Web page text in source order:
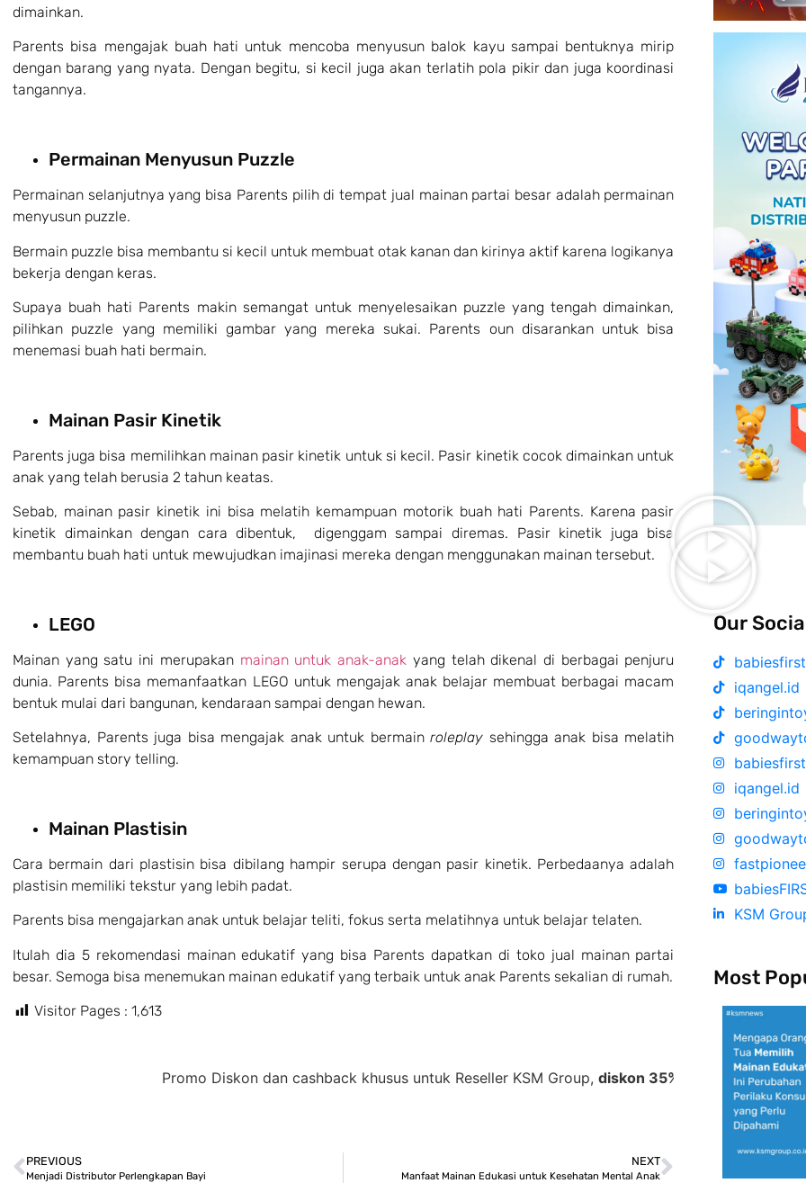
dimainkan.
Parents bisa mengajak buah hati untuk mencoba menyusun balok kayu sampai bentuknya mirip
dengan barang yang nyata. Dengan begitu, si kecil juga akan terlatih pola pikir dan juga koordinasi
tangannya.
Permainan Menyusun Puzzle
Permainan selanjutnya yang bisa Parents pilih di tempat jual mainan partai besar adalah permainan
menyusun puzzle.
Bermain puzzle bisa membantu si kecil untuk membuat otak kanan dan kirinya aktif karena logikanya
bekerja dengan keras.
Supaya buah hati Parents makin semangat untuk menyelesaikan puzzle yang tengah dimainkan,
pilihkan puzzle yang memiliki gambar yang mereka sukai. Parents oun disarankan untuk bisa
menemasi buah hati bermain.
Mainan Pasir Kinetik
Parents juga bisa memilihkan mainan pasir kinetik untuk si kecil. Pasir kinetik cocok dimainkan untuk
anak yang telah berusia 2 tahun keatas.
Sebab, mainan pasir kinetik ini bisa melatih kemampuan motorik buah hati Parents. Karena pasir
kinetik dimainkan dengan cara dibentuk, digenggam sampai diremas. Pasir kinetik juga bisa
membantu buah hati untuk mewujudkan imajinasi mereka dengan menggunakan mainan tersebut.
LEGO
Mainan yang satu ini merupakan mainan untuk anak-anak yang telah dikenal di berbagai penjuru
dunia. Parents bisa memanfaatkan LEGO untuk mengajak anak belajar membuat berbagai macam
bentuk mulai dari bangunan, kendaraan sampai dengan hewan.
Setelahnya, Parents juga bisa mengajak anak untuk bermainroleplay sehingga anak bisa melatih
kemampuan story telling.
Mainan Plastisin
Cara bermain dari plastisin bisa dibilang hampir serupa dengan pasir kinetik. Perbedaanya adalah
plastisin memiliki tekstur yang lebih padat.
Parents bisa mengajarkan anak untuk belajar teliti, fokus serta melatihnya untuk belajar telaten.
Itulah dia 5 rekomendasi mainan edukatif yang bisa Parents dapatkan di toko jual mainan partai
besar. Semoga bisa menemukan mainan edukatif yang terbaik untuk anak Parents sekalian di rumah.
Visitor Pages : 1,613
Promo Diskon dan cashback khusus untuk Reseller KSM Group,diskon 35% + Cashback 10%,diskon
PREVIOUS
Menjadi Distributor Perlengkapan Bayi
NEXT
Manfaat Mainan Edukasi untuk Kesehatan Mental Anak
Our
iqangel.id
iqangel.id
KSM
Most